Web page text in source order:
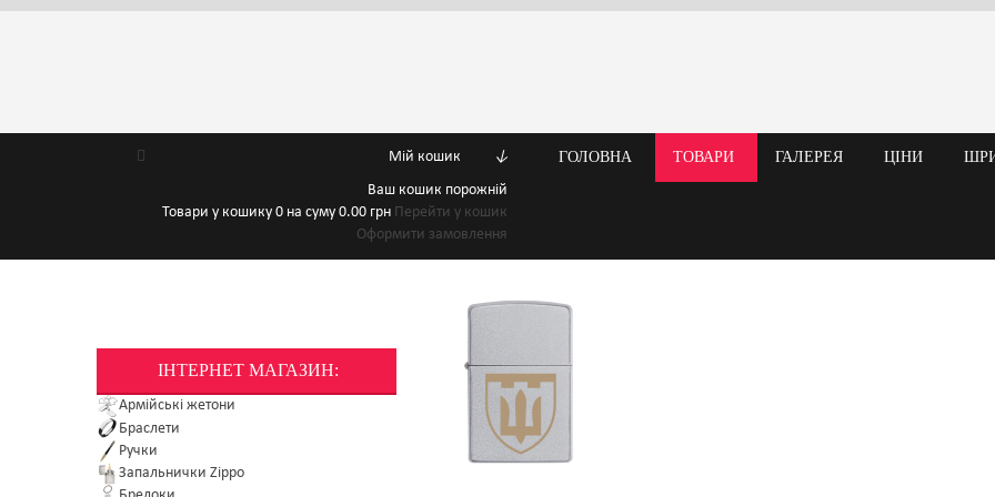
Мій кошик
↓
Ваш кошик порожній
Товари у кошику 0 на суму 0.00 грн Перейти у кошик
Оформити замовлення
ГОЛОВНА ТОВАРИ ГАЛЕРЕЯ ЦІНИ
ІНТЕРНЕТ МАГАЗИН:
Армійські жетони
Браслети
Ручки
Запальнички Zippo